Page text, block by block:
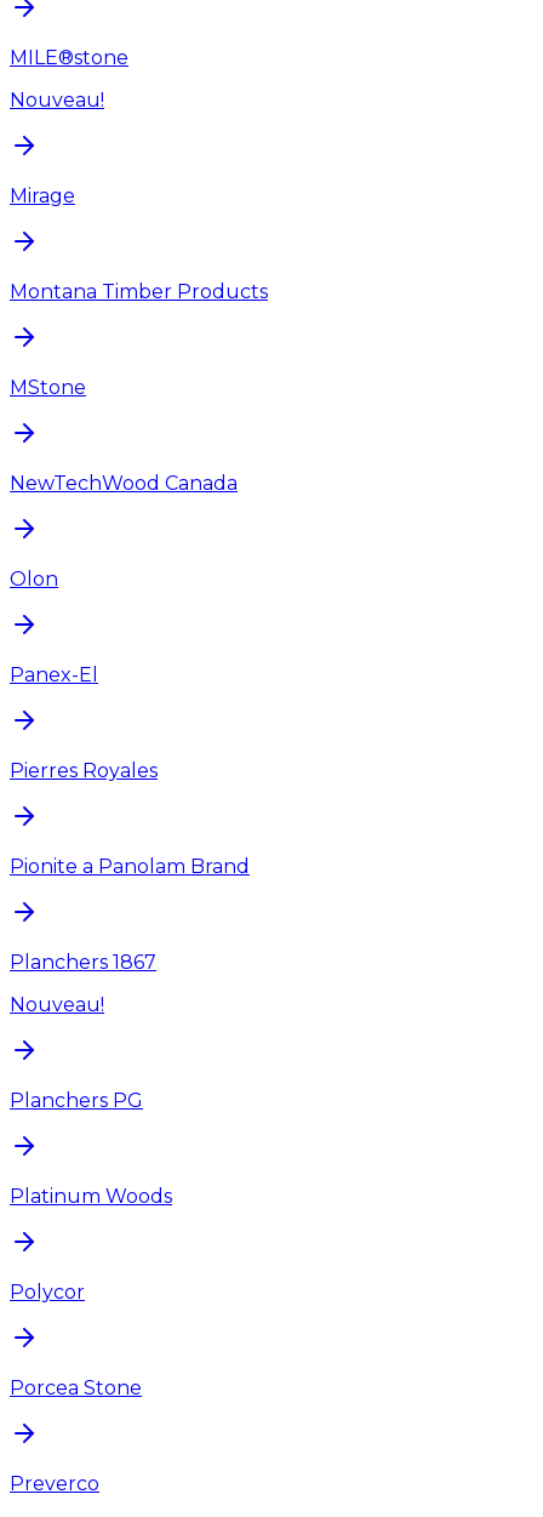
MILE®stone
Nouveau!
Mirage
Montana Timber Products
MStone
NewTechWood Canada
Olon
Panex-El
Pierres Royales
Pionite a Panolam Brand
Planchers 1867
Nouveau!
Planchers PG
Platinum Woods
Polycor
Porcea Stone
Preverco